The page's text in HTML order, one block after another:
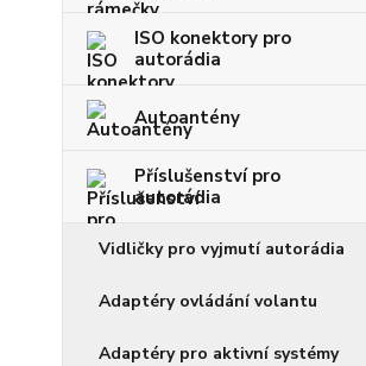
ISO konektory pro
autorádia
Autoantény
Příslušenství pro
autorádia
Vidličky pro vyjmutí autorádia
Adaptéry ovládání volantu
Adaptéry pro aktivní systémy